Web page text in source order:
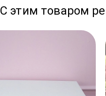
С этим товаром